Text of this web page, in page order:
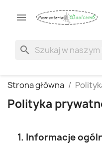

search
Strona główna
Polityka
1. Informacje